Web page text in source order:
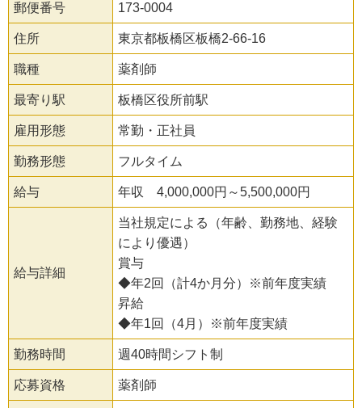
郵便番号 173-0004
住所 東京都板橋区板橋2-66-16
職種 薬剤師
最寄り駅 板橋区役所前駅
雇用形態 常勤・正社員
勤務形態 フルタイム
給与 年収 4,000,000円～5,500,000円
給与詳細
当社規定による（年齢、勤務地、経験
により優遇）
賞与
◆年2回（計4か月分）※前年度実績
昇給
◆年1回（4月）※前年度実績
勤務時間 週40時間シフト制
応募資格 薬剤師